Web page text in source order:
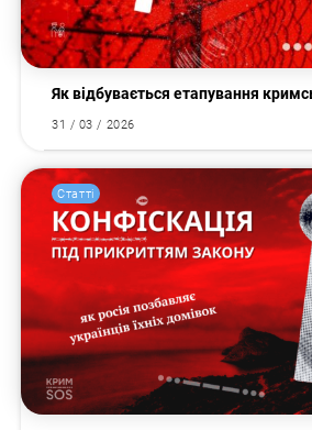
Як відбувається етапування
31 / 03 / 2026
Статті